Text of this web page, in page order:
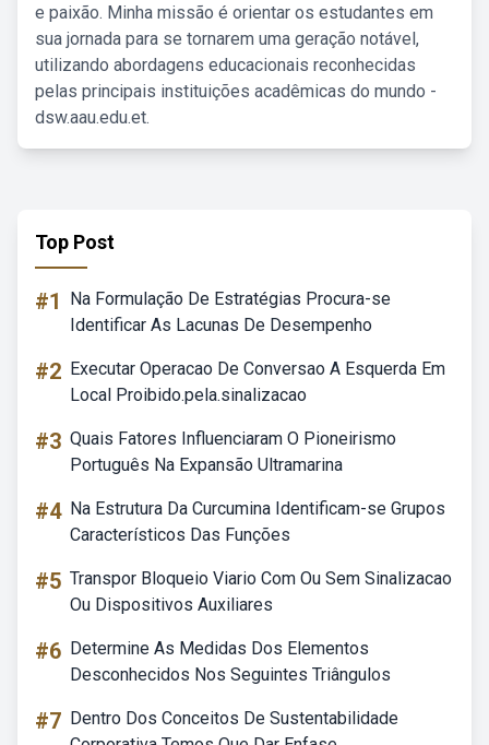
e paixão. Minha missão é orientar os estudantes em
sua jornada para se tornarem uma geração notável,
utilizando abordagens educacionais reconhecidas
pelas principais instituições acadêmicas do mundo -
dsw.aau.edu.et.
Top Post
#1
Na Formulação De Estratégias Procura-se
Identificar As Lacunas De Desempenho
#2 Executar Operacao De Conversao A Esquerda Em
Local Proibido.pela.sinalizacao
#3 Quais Fatores Influenciaram O Pioneirismo
Português Na Expansão Ultramarina
#4 Na Estrutura Da Curcumina Identificam-se Grupos
Característicos Das Funções
#5 Transpor Bloqueio Viario Com Ou Sem Sinalizacao
Ou Dispositivos Auxiliares
#6 Determine As Medidas Dos Elementos
Desconhecidos Nos Seguintes Triângulos
#7 Dentro Dos Conceitos De Sustentabilidade